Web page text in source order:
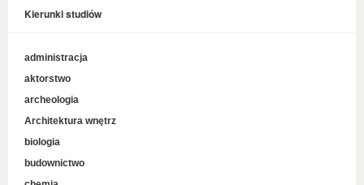
Kierunki studiów
administracja
aktorstwo
archeologia
Architektura wnętrz
biologia
budownictwo